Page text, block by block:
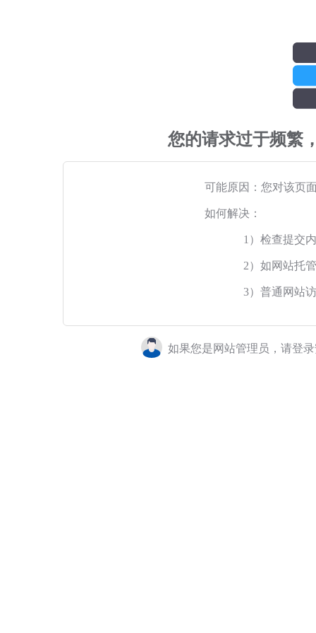
您的请求过于频繁
可能原因：您对该页
如何解决：
1）检查提交
2）如网站托
3）普通网站
如果您是网站管理员，请登